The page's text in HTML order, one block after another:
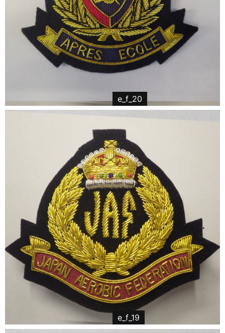
e_f_20
e_f_19